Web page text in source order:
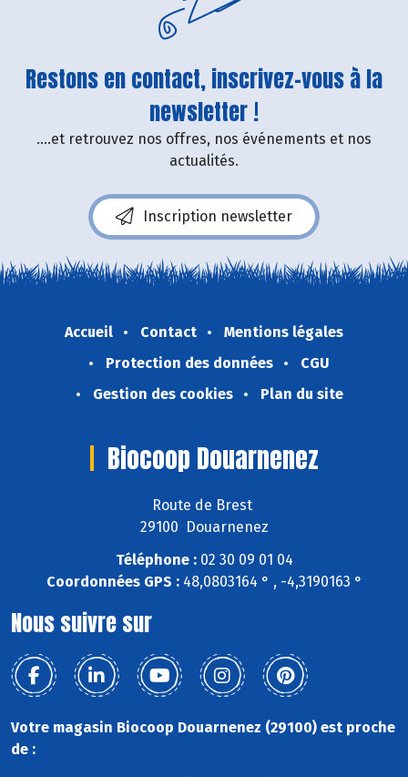
Restons en contact, inscrivez-vous à la
newsletter !
....et retrouvez nos offres, nos événements et nos
actualités.
Inscription newsletter
Accueil Contact
Mentions légales
Protection des données
CGU
Gestion des cookies
Plan du site
Biocoop Douarnenez
Route de Brest
29100 Douarnenez
Téléphone :02 30 09 01 04
Coordonnées GPS :48,0803164 ° , -4,3190163 °
Nous suivre sur
Votre magasin Biocoop Douarnenez (29100) est proche
de :